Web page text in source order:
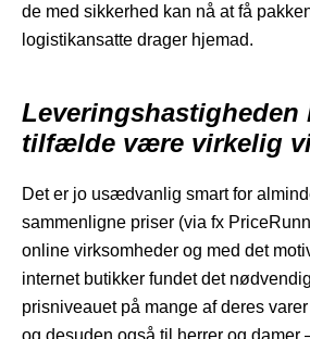
de med sikkerhed kan nå at få
logistikansatte drager hjemad.
Leveringshastigheden
tilfælde være virkelig
Det er jo usædvanlig smart for
sammenligne priser (via fx
online virksomheder og med det
internet butikker fundet det
prisniveauet på mange af deres
og desuden også til herrer og damer